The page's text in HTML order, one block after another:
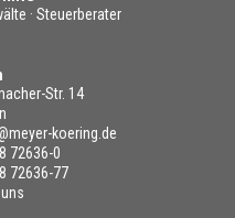
· Steuerberater
Str. 14
koering.de
72636-0
72636-77